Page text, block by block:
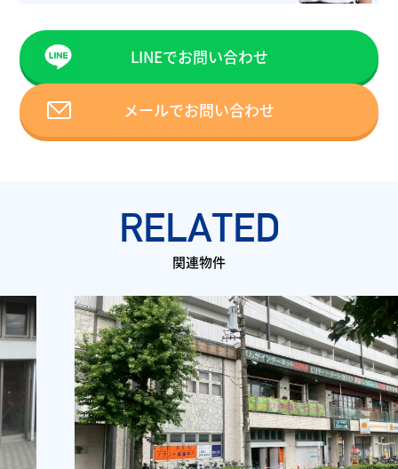
LINEでお問い合わせ
メールでお問い合わせ
RELATED
関連物件